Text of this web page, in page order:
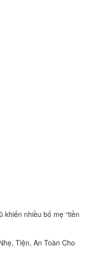
khiến nhiều bố mẹ “tiền
Tiện, An Toàn Cho